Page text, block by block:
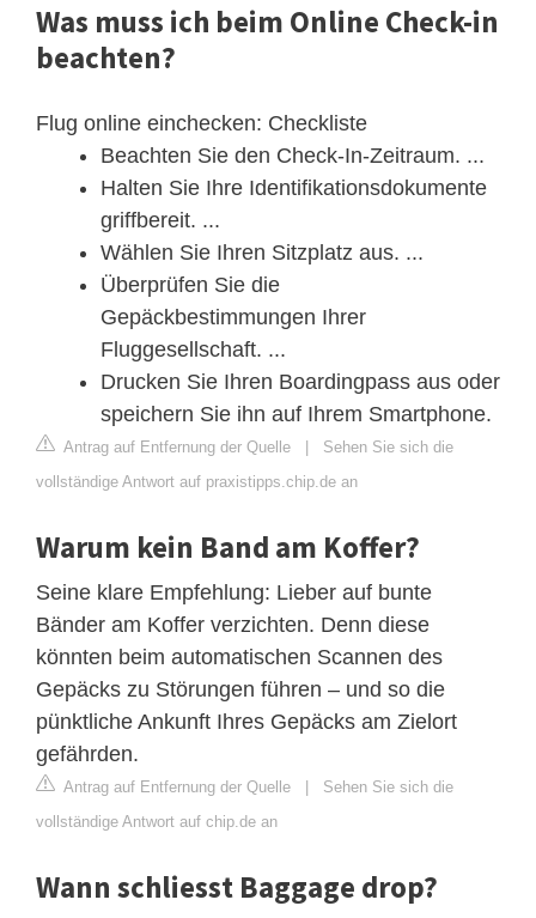
Was muss ich beim Online Check-in
beachten?
Flug online einchecken: Checkliste
Beachten Sie den Check-In-Zeitraum. ...
Halten Sie Ihre Identifikationsdokumente
griffbereit. ...
Wählen Sie Ihren Sitzplatz aus. ...
Überprüfen Sie die
Gepäckbestimmungen Ihrer
Fluggesellschaft. ...
Drucken Sie Ihren Boardingpass aus oder
speichern Sie ihn auf Ihrem Smartphone.
Antrag auf Entfernung der Quelle | Sehen Sie sich die
vollständige Antwort auf praxistipps.chip.de an
Warum kein Band am Koffer?
Seine klare Empfehlung: Lieber auf bunte
Bänder am Koffer verzichten. Denn diese
könnten beim automatischen Scannen des
Gepäcks zu Störungen führen – und so die
pünktliche Ankunft Ihres Gepäcks am Zielort
gefährden.
Antrag auf Entfernung der Quelle | Sehen Sie sich die
vollständige Antwort auf chip.de an
Wann schliesst Baggage drop?